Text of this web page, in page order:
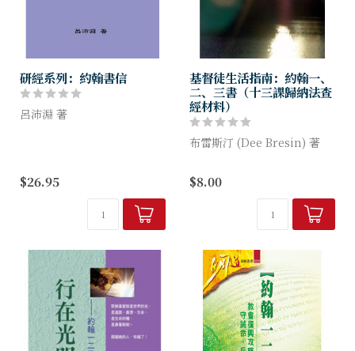
研經系列：約翰書信
呂沛淵 著
以導論起始，內容是按題分
課、逐節查考。每課皆有問題
討論，旨在幫助...
$26.95
基督徒生活指南：約翰一、
二、三書（十三課歸納法查
經材料）
布雷斯汀 (Dee Bresin) 著
約翰的書信是為了幫助基督徒
過一個屬神應有之生命特質的
生活。這些書信裡充滿了愛與
$8.00